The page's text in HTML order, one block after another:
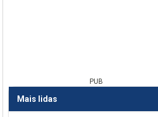
PUB
Mais lidas